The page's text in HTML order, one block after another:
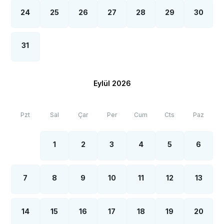
24 25 26 27 28 29 30
31
Eylül 2026
Pzt Sal Çar Per Cum Cts Paz
1 2 3 4 5 6
7 8 9 10 11 12 13
14 15 16 17 18 19 20